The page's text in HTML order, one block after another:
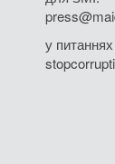
у питаннях